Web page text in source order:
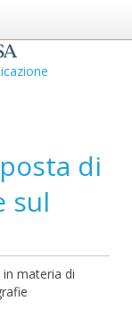
di
sul
materia di